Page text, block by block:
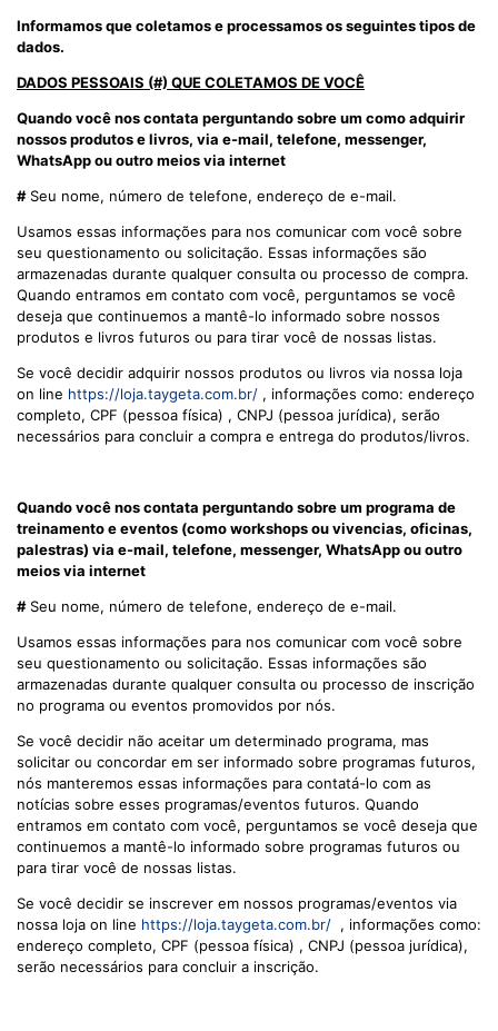
Informamos que coletamos e processamos os seguintes tipos de
dados.
DADOS PESSOAIS (#) QUE COLETAMOS DE VOCÊ
Quando você nos contata perguntando sobre um como adquirir
nossos produtos e livros, via e-mail, telefone, messenger,
WhatsApp ou outro meios via internet
#Seu nome, número de telefone, endereço de e-mail.
Usamos essas informações para nos comunicar com você sobre
seu questionamento ou solicitação. Essas informações são
armazenadas durante qualquer consulta ou processo de compra.
Quando entramos em contato com você, perguntamos se você
deseja que continuemos a mantê-lo informado sobre nossos
produtos e livros futuros ou para tirar você de nossas listas.
Se você decidir adquirir nossos produtos ou livros via nossa loja
on line https://loja.taygeta.com.br/ , informações como: endereço
completo, CPF (pessoa física) , CNPJ (pessoa jurídica), serão
necessários para concluir a compra e entrega do produtos/livros.
Quando você nos contata perguntando sobre um programa de
treinamento e eventos (como workshops ou vivencias, oficinas,
palestras) via e-mail, telefone, messenger, WhatsApp ou outro
meios via internet
#Seu nome, número de telefone, endereço de e-mail.
Usamos essas informações para nos comunicar com você sobre
seu questionamento ou solicitação. Essas informações são
armazenadas durante qualquer consulta ou processo de inscrição
no programa ou eventos promovidos por nós.
Se você decidir não aceitar um determinado programa, mas
solicitar ou concordar em ser informado sobre programas futuros,
nós manteremos essas informações para contatá-lo com as
notícias sobre esses programas/eventos futuros. Quando
entramos em contato com você, perguntamos se você deseja que
continuemos a mantê-lo informado sobre programas futuros ou
para tirar você de nossas listas.
Se você decidir se inscrever em nossos programas/eventos via
nossa loja on line https://loja.taygeta.com.br/ , informações como:
endereço completo, CPF (pessoa física) , CNPJ (pessoa jurídica),
serão necessários para concluir a inscrição.